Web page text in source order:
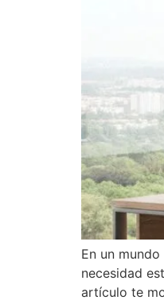
En un
necesidad
artículo te